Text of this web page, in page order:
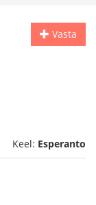
Vasta
Keel: Esperanto